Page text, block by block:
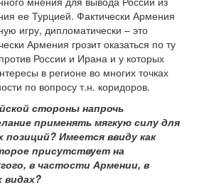
ее Турцией. Фактически Армения
игру, дипломатически – это
Армения грозит оказаться по ту
России и Ирана и у которых
в регионе во многих точках
по вопросу т.н. коридоров.
стороны напрочь
применять мягкую силу для
позиций? Имеется ввиду как
присутствует на
в частости Армении, в
видах?